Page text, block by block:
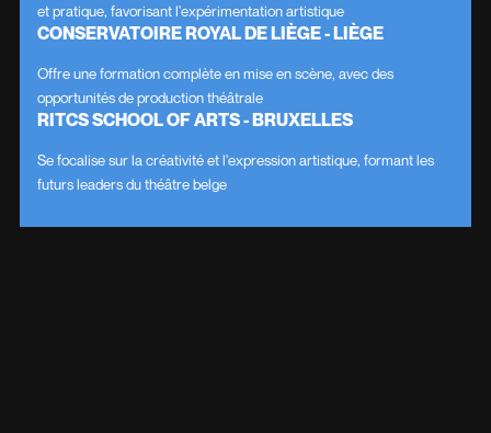
et pratique, favorisant l'expérimentation artistique
CONSERVATOIRE ROYAL DE LIÈGE - LIÈGE
Offre une formation complète en mise en scène, avec des
opportunités de production théâtrale
RITCS SCHOOL OF ARTS - BRUXELLES
Se focalise sur la créativité et l'expression artistique, formant les
futurs leaders du théâtre belge